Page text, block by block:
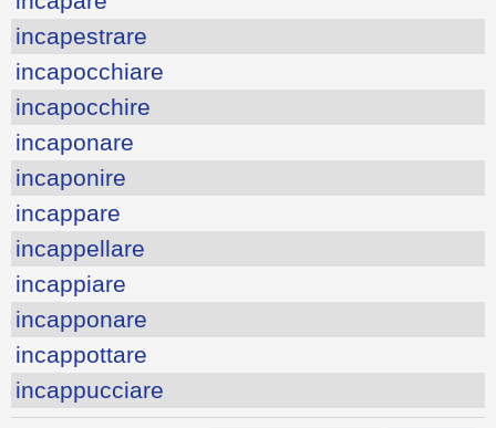
incapestrare
incapocchiare
incapocchire
incaponare
incaponire
incappare
incappellare
incappiare
incapponare
incappottare
incappucciare